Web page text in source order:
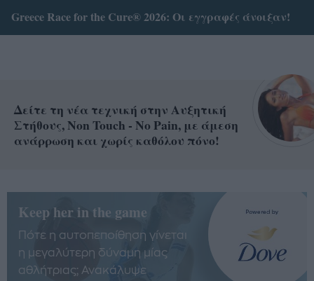
Greece Race for the Cure® 2026: Οι εγγραφές άνοιξαν!
Δείτε τη νέα τεχνική στην Αυξητική
Στήθους, Non Touch - No Pain, με άμεση
ανάρρωση και χωρίς καθόλου πόνο!
Keep her in the game
Πότε η αυτοπεποίθηση γίνεται
η μεγαλύτερη δύναμη μίας
αθλήτριας; Ανακάλυψε